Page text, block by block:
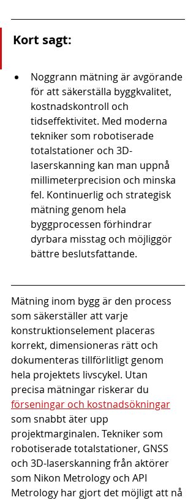
Kort sagt:
Noggrann mätning är avgörande
för att säkerställa byggkvalitet,
kostnadskontroll och
tidseffektivitet. Med moderna
tekniker som robotiserade
totalstationer och 3D-
laserskanning kan man uppnå
millimeterprecision och minska
fel. Kontinuerlig och strategisk
mätning genom hela
byggprocessen förhindrar
dyrbara misstag och möjliggör
bättre beslutsfattande.
Mätning inom bygg är den process
som säkerställer att varje
konstruktionselement placeras
korrekt, dimensioneras rätt och
dokumenteras tillförlitligt genom
hela projektets livscykel. Utan
precisa mätningar riskerar du
förseningar och kostnadsökningar
som snabbt äter upp
projektmarginalen. Tekniker som
robotiserade totalstationer, GNSS
och 3D-laserskanning från aktörer
som Nikon Metrology och API
Metrology har gjort det möjligt att nå